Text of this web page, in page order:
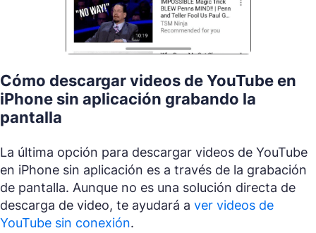
Cómo descargar videos de YouTube en
iPhone sin aplicación grabando la
pantalla
La última opción para descargar videos de YouTube
en iPhone sin aplicación es a través de la grabación
de pantalla. Aunque no es una solución directa de
descarga de video, te ayudará a ver videos de
YouTube sin conexión.